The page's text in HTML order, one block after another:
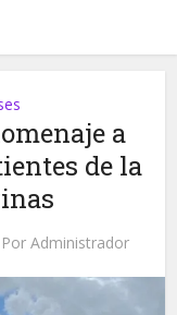
a
de la
Por Administrador